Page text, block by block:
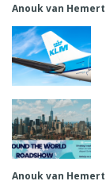
Anouk van Hemert
Anouk van Hemert